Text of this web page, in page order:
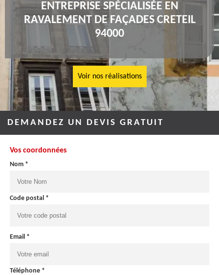
ENTREPRISE SPÉCIALISÉE EN
RAVALEMENT DE FAÇADES CRETEIL
94000
Voir nos réalisations
DEMANDEZ UN DEVIS GRATUIT
Vos coordonnées
Nom *
Code postal *
Email *
Téléphone *